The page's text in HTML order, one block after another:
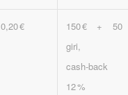
0,20 €
150 € + 50
giri,
cash‑back
12 %